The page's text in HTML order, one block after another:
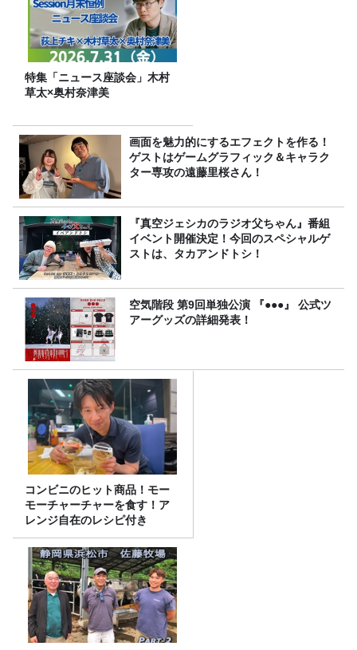
特集「ニュース座談会」木村
草太×奥村奈津美
画面を魅力的にするエフェクトを作る！
ゲストはゲームグラフィック＆キャラク
ター専攻の遠藤里桜さん！
『真空ジェシカのラジオ父ちゃん』番組
イベント開催決定！今回のスペシャルゲ
ストは、タカアンドトシ！
空気階段 第9回単独公演 『●●●』 公式ツ
アーグッズの詳細発表！
コンビニのヒット商品！モー
モーチャーチャーを食す！ア
レンジ自在のレシピ付き